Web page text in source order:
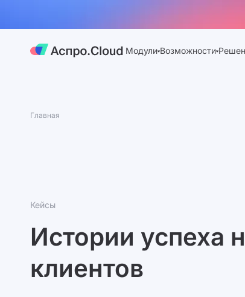
Модули Возможности
Главная
Кейсы
Истории успеха
клиентов